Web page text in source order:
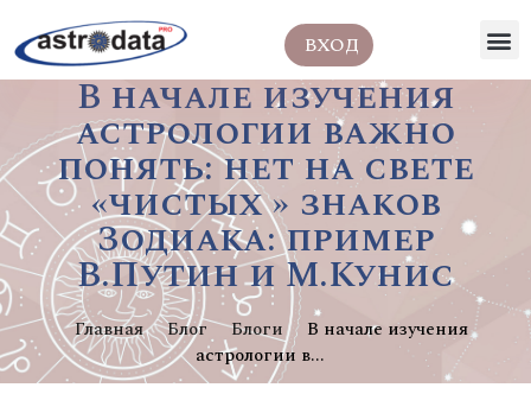
ВХОД
В начале изучения
астрологии важно
понять: нет на свете
«чистых » знаков
Зодиака: пример
В.Путин и М.Кунис
Главная Блог Блоги
В начале изучения
астрологии в...